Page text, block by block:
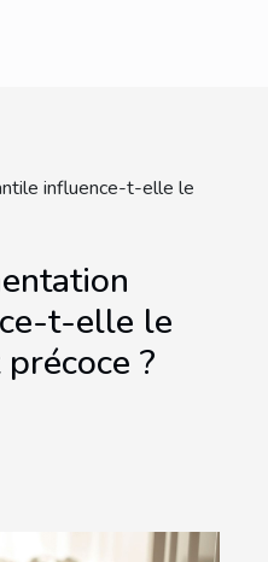
influence-t-elle le
t-elle le
?